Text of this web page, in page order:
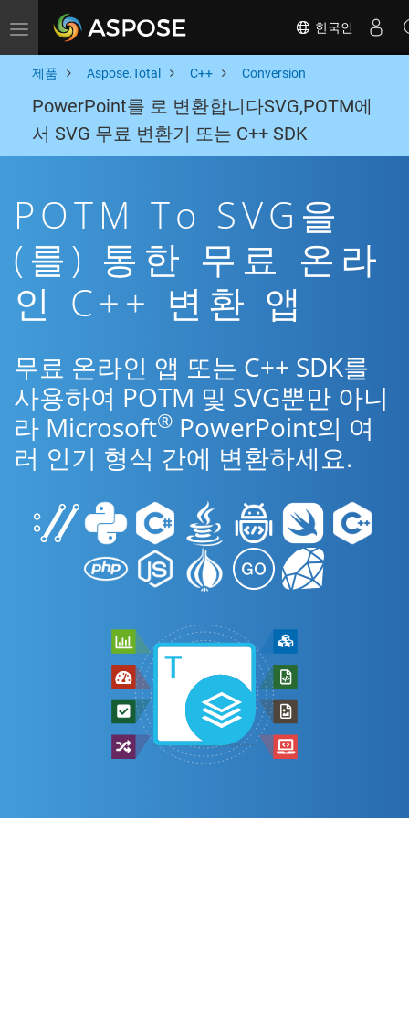
Toggle navigation 한국인
제품 Aspose.Total C++ Conversion
PowerPoint를 로 변환합니다SVG,POTM에
서 SVG 무료 변환기 또는 C++ SDK
POTM To SVG을
(를) 통한 무료 온라
인 C++ 변환 앱
무료 온라인 앱 또는 C++ SDK를
사용하여 POTM 및 SVG뿐만 아니
라 Microsoft® PowerPoint의 여
러 인기 형식 간에 변환하세요.